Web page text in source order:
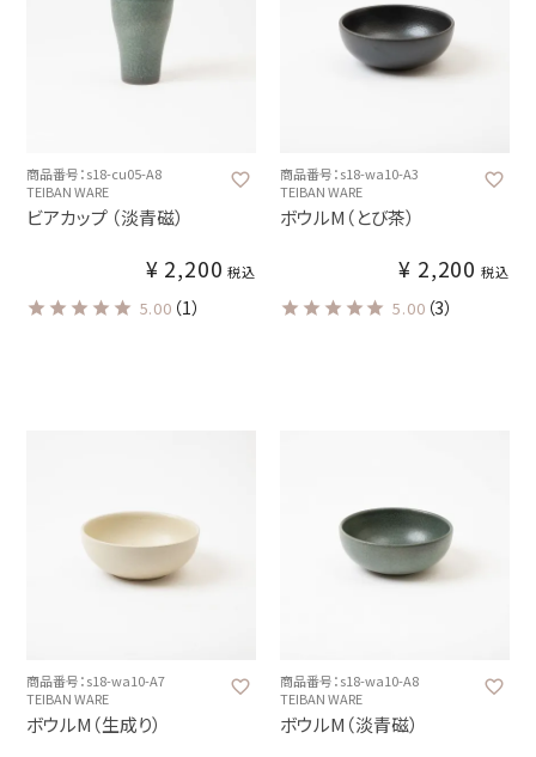
商品番号：s18-cu05-A8
TEIBAN WARE
ビアカップ （淡青磁）
¥ 2,200 税込
5.00 （1）
商品番号：s18-wa10-A3
TEIBAN WARE
ボウルM（とび茶）
¥ 2,200 税込
5.00 （3）
商品番号：s18-wa10-A7
TEIBAN WARE
ボウルM（生成り）
商品番号：s18-wa10-A8
TEIBAN WARE
ボウルM（淡青磁）